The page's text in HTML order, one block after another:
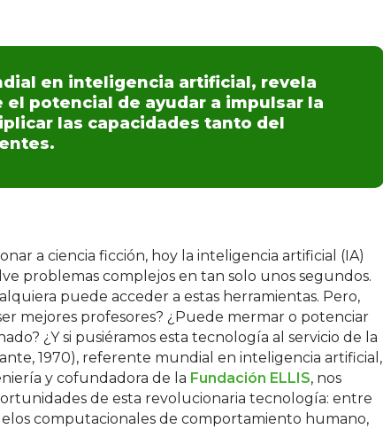
en inteligencia artificial, revela
potencial de ayudar a impulsar la
las capacidades tanto del
a ciencia ficción, hoy la inteligencia artificial (IA)
problemas complejos en tan solo unos segundos.
puede acceder a estas herramientas. Pero,
mejores profesores? ¿Puede mermar o potenciar
¿Y si pusiéramos esta tecnología al servicio de la
1970), referente mundial en inteligencia artificial,
y cofundadora de la Fundación ELLIS, nos
de esta revolucionaria tecnología: entre
computacionales de comportamiento humano,